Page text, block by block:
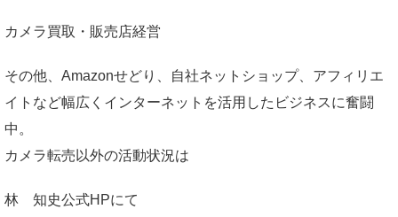
カメラ買取・販売店経営
その他、Amazonせどり、自社ネットショップ、アフィリエ
イトなど幅広くインターネットを活用したビジネスに奮闘
中。
カメラ転売以外の活動状況は
林 知史公式HPにて